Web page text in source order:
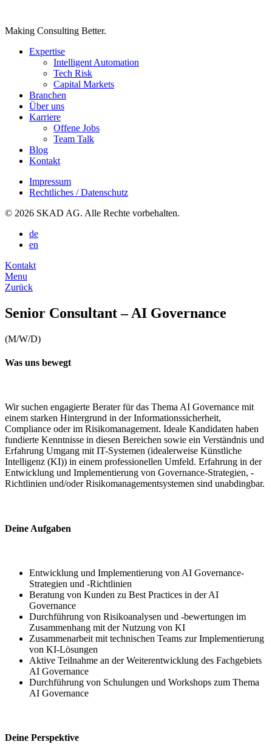
Making Consulting Better.
Expertise
Intelligent Automation
Tech Risk
Capital Markets
Branchen
Über uns
Karriere
Offene Jobs
Team Talk
Blog
Kontakt
Impressum
Rechtliches / Datenschutz
© 2026 SKAD AG. Alle Rechte vorbehalten.
de
en
Kontakt
Menu
Zurück
Senior Consultant – AI Governance
(M/W/D)
Was uns bewegt
Wir suchen engagierte Berater für das Thema AI Governance mit
einem starken Hintergrund in der Informationssicherheit,
Compliance oder im Risikomanagement. Ideale Kandidaten haben
fundierte Kenntnisse in diesen Bereichen sowie ein Verständnis und
Erfahrung Umgang mit IT-Systemen (idealerweise Künstliche
Intelligenz (KI)) in einem professionellen Umfeld. Erfahrung in der
Entwicklung und Implementierung von Governance-Strategien, -
Richtlinien und/oder Risikomanagementsystemen sind unabdingbar.
Deine Aufgaben
Entwicklung und Implementierung von AI Governance-
Strategien und -Richtlinien
Beratung von Kunden zu Best Practices in der AI
Governance
Durchführung von Risikoanalysen und -bewertungen im
Zusammenhang mit der Nutzung von KI
Zusammenarbeit mit technischen Teams zur Implementierung
von KI-Lösungen
Aktive Teilnahme an der Weiterentwicklung des Fachgebiets
AI Governance
Durchführung von Schulungen und Workshops zum Thema
AI Governance
Deine Perspektive